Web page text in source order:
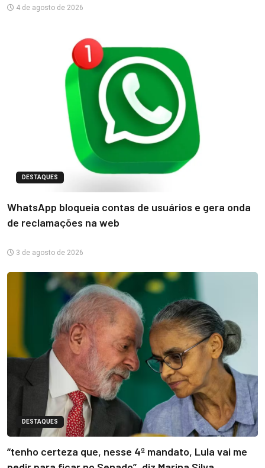
4 de agosto de 2026
DESTAQUES
WhatsApp bloqueia contas de usuários e gera onda
de reclamações na web
3 de agosto de 2026
DESTAQUES
“tenho certeza que, nesse 4º mandato, Lula vai me